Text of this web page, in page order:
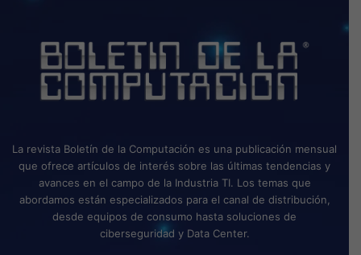
La revista Boletín de la Computación es una publicación mensual
que ofrece artículos de interés sobre las últimas tendencias y
avances en el campo de la Industria TI. Los temas que
abordamos están especializados para el canal de distribución,
desde equipos de consumo hasta soluciones de
ciberseguridad y Data Center.